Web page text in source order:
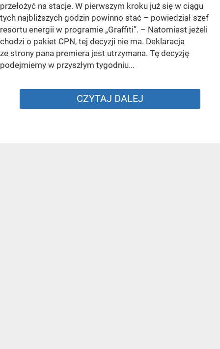
przełożyć na stacje. W pierwszym kroku już się w ciągu
tych najbliższych godzin powinno stać – powiedział szef
resortu energii w programie „Graffiti”. – Natomiast jeżeli
chodzi o pakiet CPN, tej decyzji nie ma. Deklaracja
ze strony pana premiera jest utrzymana. Tę decyzję
podejmiemy w przyszłym tygodniu...
CZYTAJ DALEJ